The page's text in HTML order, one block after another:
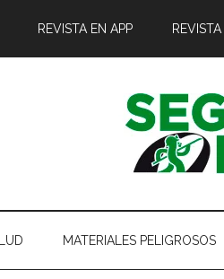
REVISTA EN APP
MATERIALES PELIGROSOS